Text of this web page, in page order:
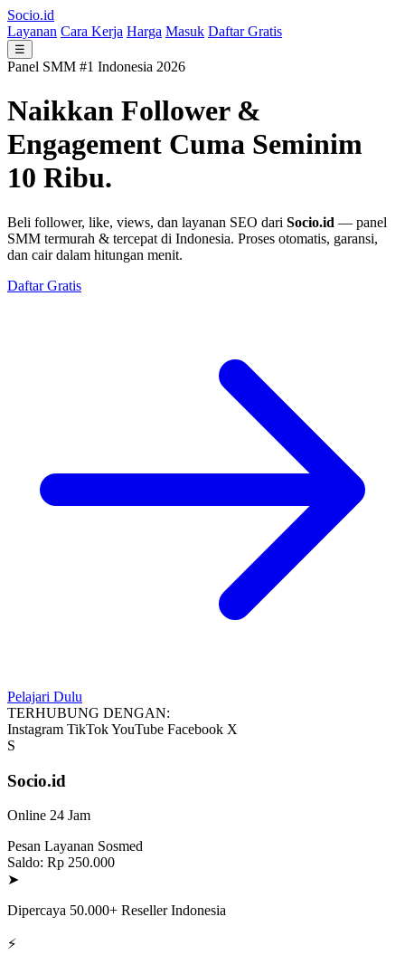
Socio.id
Layanan Cara Kerja Harga Masuk Daftar Gratis
☰
Panel SMM #1 Indonesia 2026
Naikkan Follower &
Engagement Cuma Seminim
10 Ribu.
Beli follower, like, views, dan layanan SEO dari Socio.id — panel
SMM termurah & tercepat di Indonesia. Proses otomatis, garansi,
dan cair dalam hitungan menit.
Daftar Gratis
Pelajari Dulu
TERHUBUNG DENGAN:
Instagram TikTokYouTube Facebook X
S
Socio.id
Online 24 Jam
Pesan Layanan Sosmed
Saldo: Rp 250.000
➤
Dipercaya 50.000+ Reseller Indonesia
⚡